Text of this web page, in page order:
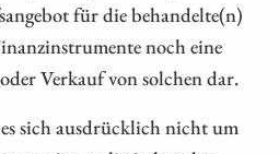
für die behandelte(n)
noch eine
Verkauf von solchen dar.
sich ausdrücklich nicht um